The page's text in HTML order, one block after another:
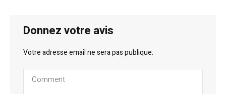
Donnez votre avis
Votre adresse email ne sera pas publique.